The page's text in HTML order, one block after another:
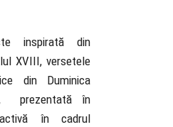
inspirată din
XVIII, versetele
din Duminica
prezentată în
în cadrul